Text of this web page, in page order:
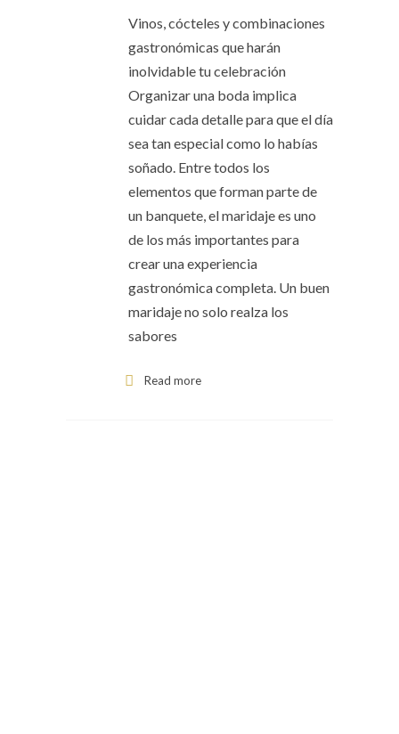
Vinos, cócteles y combinaciones
gastronómicas que harán
inolvidable tu celebración
Organizar una boda implica
cuidar cada detalle para que el día
sea tan especial como lo habías
soñado. Entre todos los
elementos que forman parte de
un banquete, el maridaje es uno
de los más importantes para
crear una experiencia
gastronómica completa. Un buen
maridaje no solo realza los
sabores
Read more